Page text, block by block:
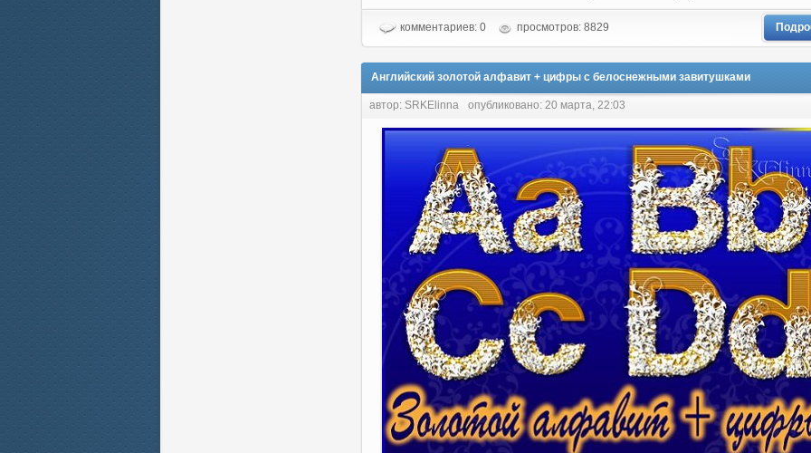
комментариев: 0 просмотров: 8829
Английский золотой алфавит + цифры с белоснежными завитушками
автор: SRKElinna опубликовано: 20 марта, 22:03